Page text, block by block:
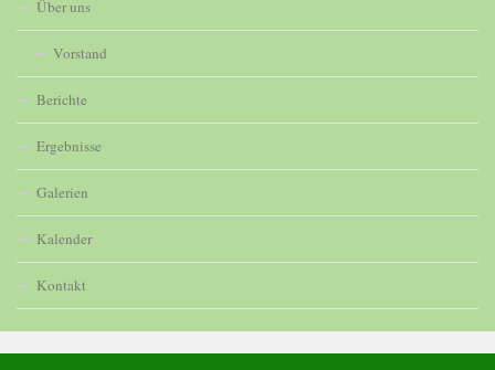
Über uns
Vorstand
Berichte
Ergebnisse
Galerien
Kalender
Kontakt